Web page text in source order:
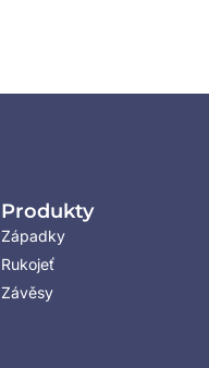
Produkty
Západky
Rukojeť
Závěsy